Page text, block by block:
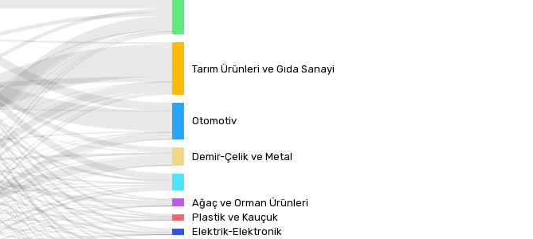
Tarım Ürünleri ve Gıda Sanayi
Otomotiv
Demir-Çelik ve Metal
Ağaç ve Orman Ürünleri
Plastik ve Kauçuk
Elektrik-Elektronik